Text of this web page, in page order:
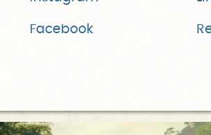
Facebook